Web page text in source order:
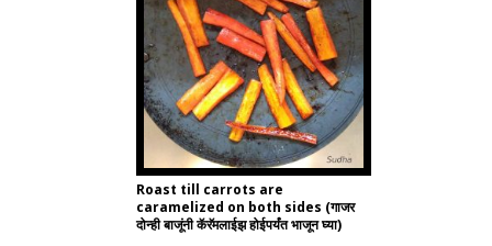
Roast till carrots are
caramelized on both sides (गाजर
दोन्ही बाजूंनी कॅरॅमलाईझ होईपर्यंत भाजून घ्या)